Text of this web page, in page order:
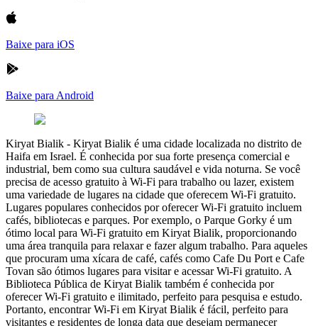
Baixe para iOS
Baixe para Android
Kiryat Bialik - Kiryat Bialik é uma cidade localizada no distrito de
Haifa em Israel. É conhecida por sua forte presença comercial e
industrial, bem como sua cultura saudável e vida noturna. Se você
precisa de acesso gratuito à Wi-Fi para trabalho ou lazer, existem
uma variedade de lugares na cidade que oferecem Wi-Fi gratuito.
Lugares populares conhecidos por oferecer Wi-Fi gratuito incluem
cafés, bibliotecas e parques. Por exemplo, o Parque Gorky é um
ótimo local para Wi-Fi gratuito em Kiryat Bialik, proporcionando
uma área tranquila para relaxar e fazer algum trabalho. Para aqueles
que procuram uma xícara de café, cafés como Cafe Du Port e Cafe
Tovan são ótimos lugares para visitar e acessar Wi-Fi gratuito. A
Biblioteca Pública de Kiryat Bialik também é conhecida por
oferecer Wi-Fi gratuito e ilimitado, perfeito para pesquisa e estudo.
Portanto, encontrar Wi-Fi em Kiryat Bialik é fácil, perfeito para
visitantes e residentes de longa data que desejam permanecer